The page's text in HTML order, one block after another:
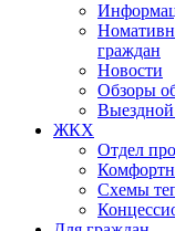
граждан
Новости
Обзоры
ЖКХ
Отдел
Схемы